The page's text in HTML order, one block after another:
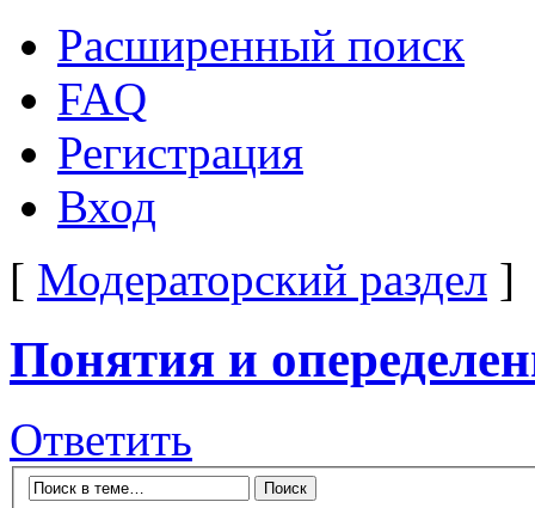
Расширенный поиск
FAQ
Регистрация
Вход
[ Модераторский раздел ]
Понятия и
Ответить